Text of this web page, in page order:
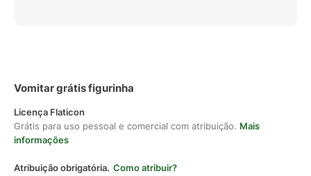
Vomitar grátis figurinha
Licença Flaticon
Grátis para uso pessoal e comercial com atribuição. Mais
informações
Atribuição obrigatória. Como atribuir?